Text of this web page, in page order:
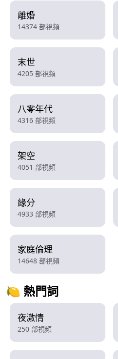
離婚
14374 部視頻
末世
4205 部視頻
八零年代
4316 部視頻
架空
4051 部視頻
緣分
4933 部視頻
家庭倫理
14648 部視頻
🍋 熱門詞
夜激情
250 部視頻